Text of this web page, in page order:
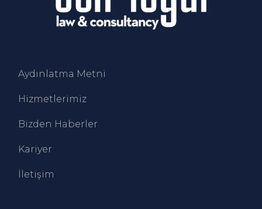
Aydınlatma Metni
Hizmetlerimiz
Bizden Haberler
Kariyer
İletişim